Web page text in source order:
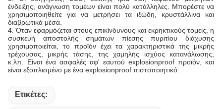
ένδειξης, ανάγνωση τομέων είναι πολύ κατάλληλες. Μπορέστε να
χρησιμοποιηθείτε για να μετρήσει τα ιξώδη, κρυστάλλινα και
διαβρωτικά μέσα.
4. Όταν εφαρμόζεται στους επικίνδυνους και εκρηκτικούς τομείς, η
συσκευή αποστολής σημάτων πίεσης πυριτίου διάχυσης
χρησιμοποιείται, το προϊόν έχει τα χαρακτηριστικά της μικρής
τρέχουσας, μικρής τάσης, της χαμηλής ισχύος κατανάλωσης,
κ.λπ. Είναι ένα ασφαλές αφ' εαυτού explosionproof προϊόν, και
είναι εξοπλισμένο με ένα explosionproof πιστοποιητικό.
Ετικέτες: